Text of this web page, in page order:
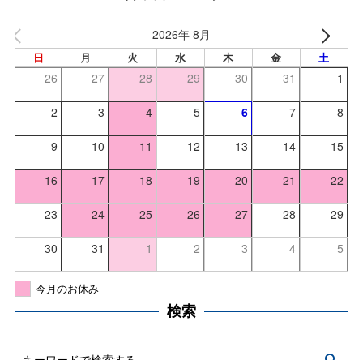
2026年 8月
日 月 火 水 木 金 土
26 27 28 29 30 31 1
2 3 4 5 6 7 8
9 10 11 12 13 14 15
16 17 18 19 20 21 22
23 24 25 26 27 28 29
30 31 1 2 3 4 5
今月のお休み
検索